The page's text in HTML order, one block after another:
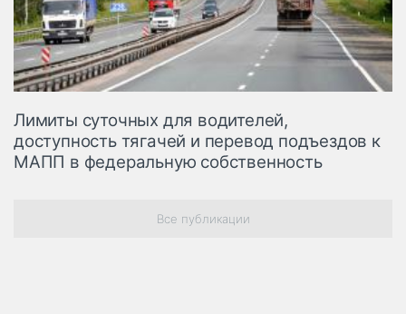
Лимиты суточных для водителей,
доступность тягачей и перевод подъездов к
МАПП в федеральную собственность
Все публикации